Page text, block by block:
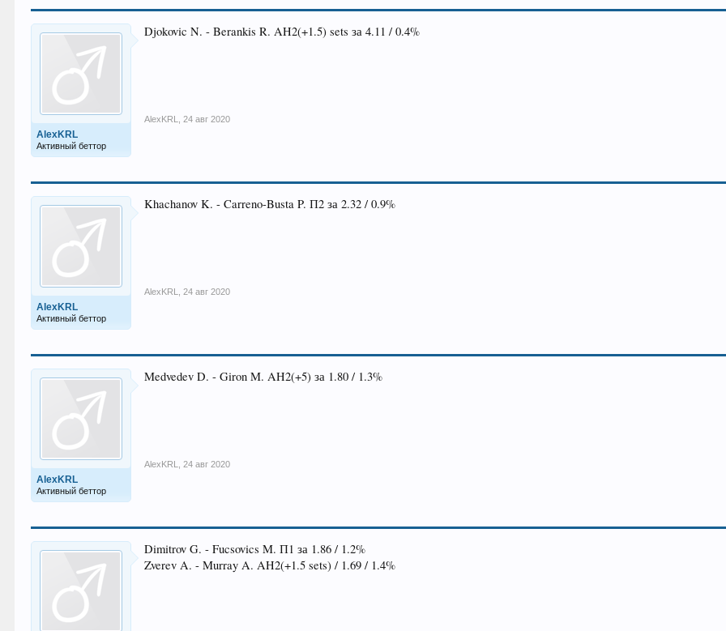
AlexKRL
Активный беттор
Djokovic N. - Berankis R. AH2(+1.5) sets за 4.11 / 0.4%
AlexKRL 24 авг 2020
AlexKRL
Активный беттор
Khachanov K. - Carreno-Busta P. П2 за 2.32 / 0.9%
AlexKRL 24 авг 2020
AlexKRL
Активный беттор
Medvedev D. - Giron M. AH2(+5) за 1.80 / 1.3%
AlexKRL 24 авг 2020
Dimitrov G. - Fucsovics M. П1 за 1.86 / 1.2%
Zverev A. - Murray A. AH2(+1.5 sets) / 1.69 / 1.4%